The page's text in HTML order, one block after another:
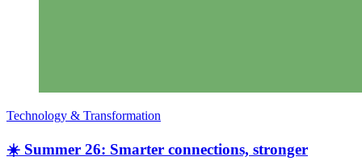
Technology & Transformation
☀️ Summer 26: Smarter connections, stronger